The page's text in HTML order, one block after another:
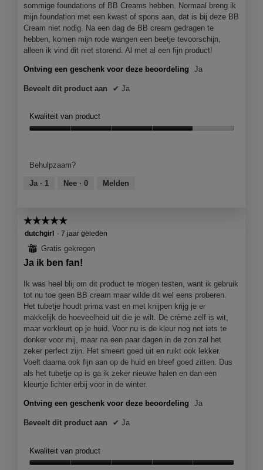
sommige foundations of BB Creams hebben. Normaal breng ik
mijn foundation met een kwast of spons aan, dat is bij deze BB
Cream niet nodig. Na een dag de BB cream gedragen te
hebben, komen mijn rode wangen een beetje tevoorschijn,
alleen ik vind dit niet storend. Al met al een fijn product!
Ontving een geschenk voor deze beoordeling Ja
Beveelt dit product aan ✔ Ja
Kwaliteit van product
4
van
Behulpzaam?
Ja · 1 Nee · 0 Melden
☆☆☆☆☆
☆☆☆☆☆
5
van
sterren.
dutchgirl · 7 jaar geleden
⊞ Gratis gekregen
Ja ik ben fan!
Ik was heel blij om dit product te mogen testen, want ik gebruik
tot nu toe geen BB cream maar wilde dit wel eens proberen.
Het tubetje houdt prima vast en met knijpen krijg je er
makkelijk de hoeveelheid uit die je wilt. De crème zelf is wit,
maar verkleurt op je huid. Voor nu is de kleur nog net iets te
donker voor mij, maar na een paar dagen in de zon zal het
zeker perfect zijn. Het smeert goed uit en ruikt ook lekker.
Voelt daarna ook fijn aan op de huid en bleef goed zitten. Dus
als het tubetje op is ga ik zeker nieuwe halen en dan een
kleurtje lichter erbij voor in de winter.
Ontving een geschenk voor deze beoordeling Ja
Beveelt dit product aan ✔ Ja
Kwaliteit van product